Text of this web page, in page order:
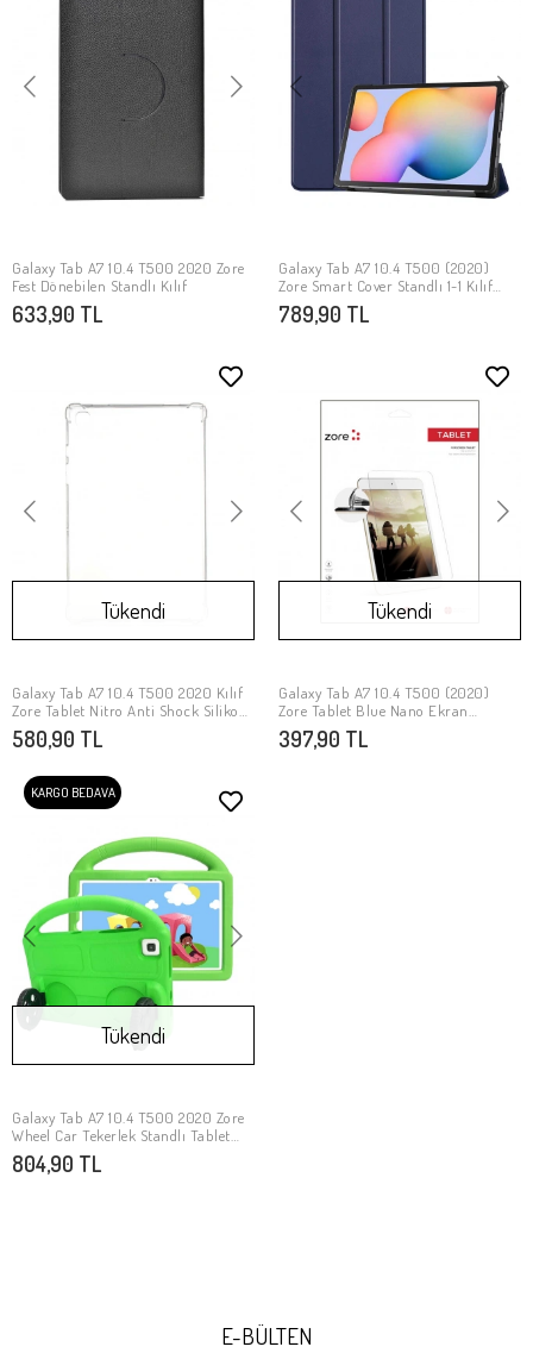
SEPETE EKLE
Galaxy Tab A7 10.4 T500 2020 Zore
Fest Dönebilen Standlı Kılıf
633,90 TL
SEPETE EKLE
Galaxy Tab A7 10.4 T500 (2020)
Zore Smart Cover Standlı 1-1 Kılıf
Lacivert
789,90 TL
Stokta Yok
Tükendi
Galaxy Tab A7 10.4 T500 2020 Kılıf
Zore Tablet Nitro Anti Shock Silikon
Kapak
580,90 TL
Stokta Yok
Tükendi
Galaxy Tab A7 10.4 T500 (2020)
Zore Tablet Blue Nano Ekran
Koruyucu
397,90 TL
KARGO BEDAVA
Stokta Yok
Tükendi
Galaxy Tab A7 10.4 T500 2020 Zore
Wheel Car Tekerlek Standlı Tablet
Eva Silikon Kılıf
804,90 TL
E-BÜLTEN